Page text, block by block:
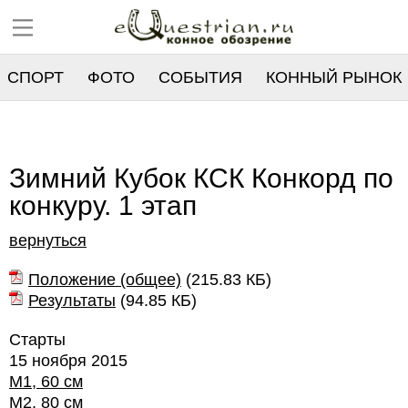
СПОРТ ФОТО СОБЫТИЯ КОННЫЙ РЫНОК
Зимний Кубок КСК Конкорд по
конкуру. 1 этап
вернуться
Положение (общее) (215.83 КБ)
Результаты (94.85 КБ)
Старты
15 ноября 2015
М1, 60 см
М2, 80 см